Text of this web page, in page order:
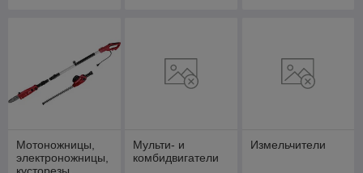
Мотоножницы,
электроножницы,
Мульти- и
комбидвигатели
Измельчители